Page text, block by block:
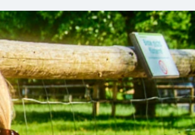
um München
möchten wir den